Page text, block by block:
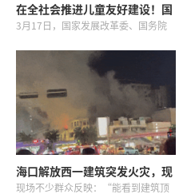
在全社会推进儿童友好建设！国
家两部门发布重磅意见
3月17日，国家发展改革委、国务院
推进儿童友好建设的意见》。《意
见》提出我国将全面开展儿童友好建
设，推动公共政策制定充分考虑儿
海口解放西一建筑突发火灾，现
场浓烟滚滚……
现场不少群众反映：“能看到建筑顶